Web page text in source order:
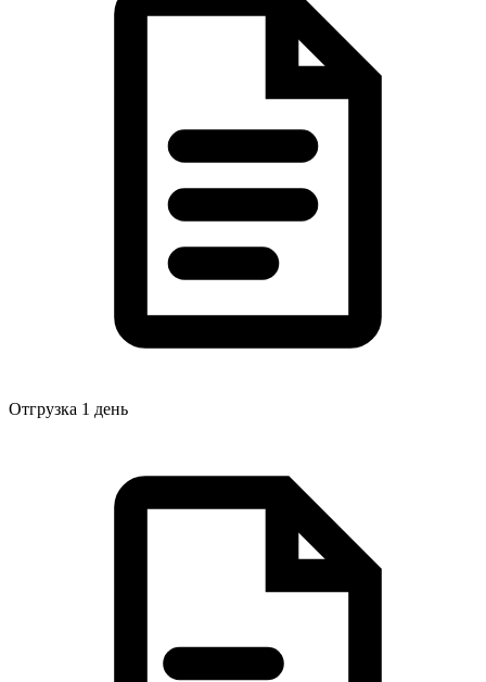
Отгрузка 1 день